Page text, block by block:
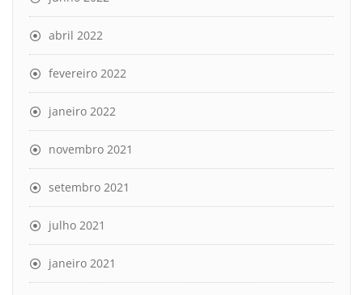
abril 2022
fevereiro 2022
janeiro 2022
novembro 2021
setembro 2021
julho 2021
janeiro 2021